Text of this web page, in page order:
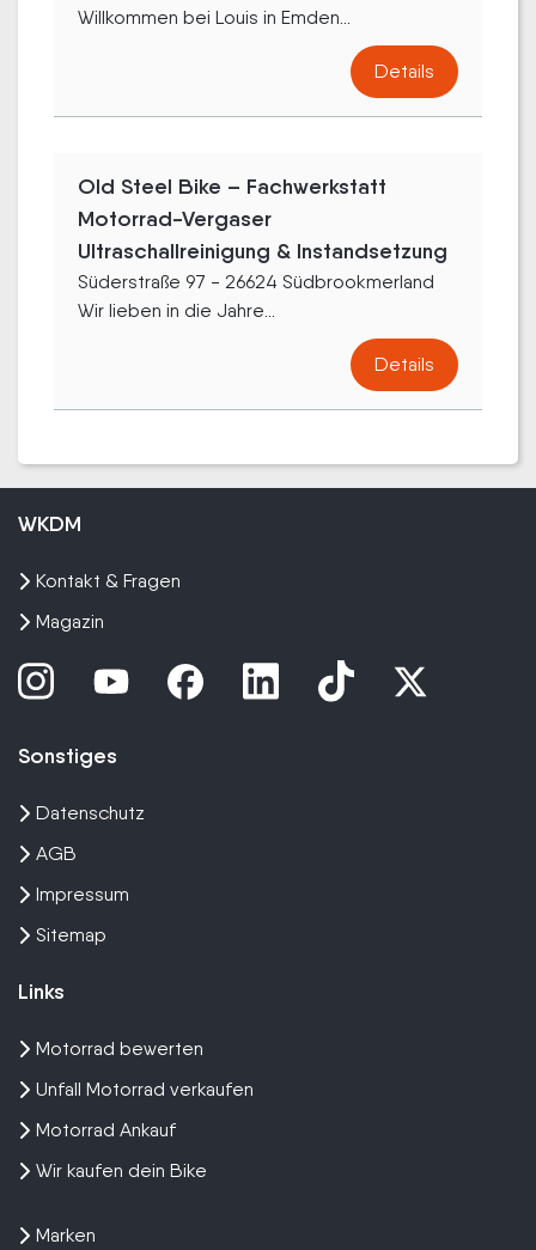
Willkommen bei Louis in Emden...
Details
Old Steel Bike – Fachwerkstatt
Motorrad-Vergaser
Ultraschallreinigung & Instandsetzung
Süderstraße 97 - 26624 Südbrookmerland
Wir lieben in die Jahre...
Details
WKDM
Kontakt & Fragen
Magazin
Sonstiges
Datenschutz
AGB
Impressum
Sitemap
Links
Motorrad bewerten
Unfall Motorrad verkaufen
Motorrad Ankauf
Wir kaufen dein Bike
Marken